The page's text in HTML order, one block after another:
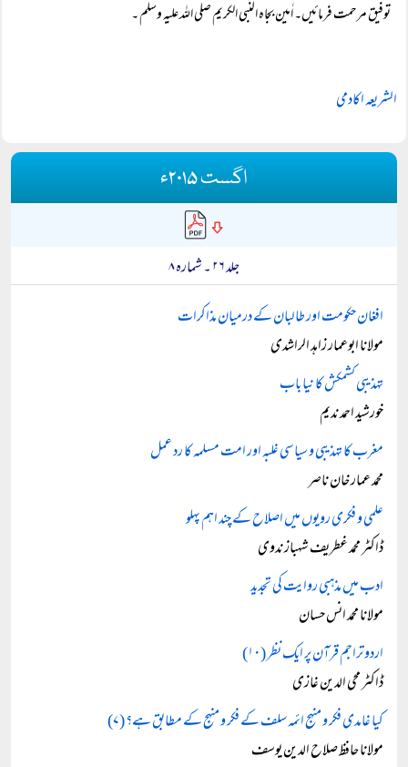
توفیق مرحمت فرمائیں۔ اٰمین بجاہ النبی الکریم صلی اللہ علیہ وسلم ۔
الشریعہ اکادمی
اگست ۲۰۱۵ء
جلد ۲۶ ۔ شمارہ ۸
افغان حکومت اور طالبان کے درمیان مذاکرات
مولانا ابوعمار زاہد الراشدی
تہذیبی کشمکش کا نیا باب
خورشید احمد ندیم
مغرب کا تہذیبی و سیاسی غلبہ اور امت مسلمہ کا رد عمل
محمد عمار خان ناصر
علمی و فکری رویوں میں اصلاح کے چند اہم پہلو
ڈاکٹر محمد غطریف شہباز ندوی
ادب میں مذہبی روایت کی تجدید
مولانا محمد انس حسان
اردو تراجم قرآن پر ایک نظر (۱۰)
ڈاکٹر محی الدین غازی
کیا غامدی فکر و منہج ائمہ سلف کے فکر و منہج کے مطابق ہے؟ (۷)
مولانا حافظ صلاح الدین یوسف